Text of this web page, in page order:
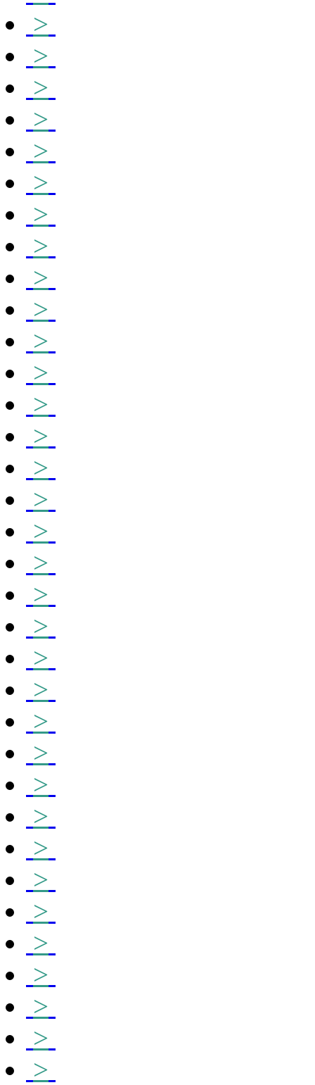
>
>
>
>
>
>
>
>
>
>
>
>
>
>
>
>
>
>
>
>
>
>
>
>
>
>
>
>
>
>
>
>
>
>